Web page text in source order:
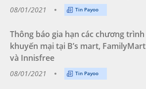
08/01/2021 Tin Payoo
Thông báo gia hạn các chương trình
khuyến mại tại B’s mart, FamilyMart
và Innisfree
08/01/2021 Tin Payoo